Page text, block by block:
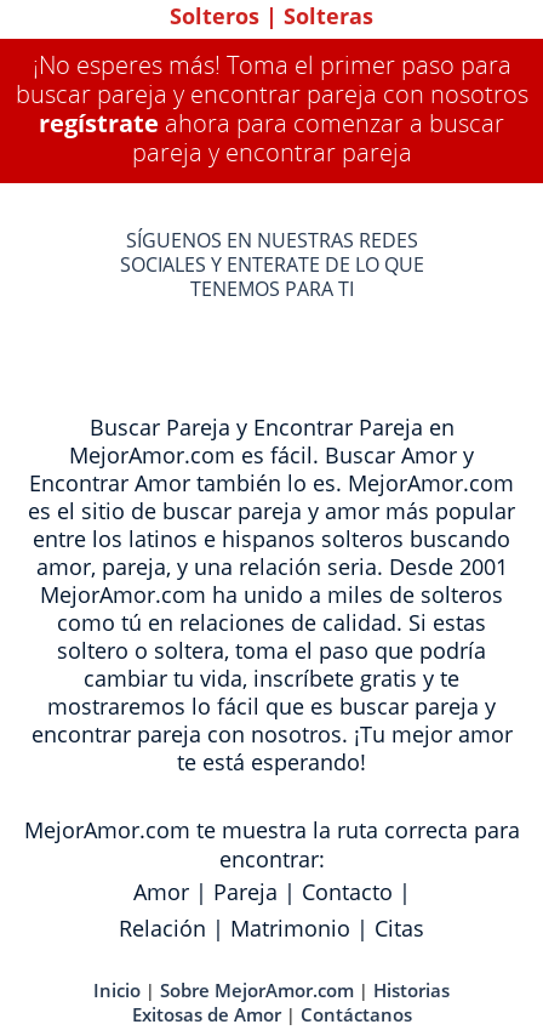
Solteros | Solteras
¡No esperes más! Toma el primer paso para
buscar pareja y encontrar pareja con nosotros
regístrate ahora para comenzar a buscar
pareja y encontrar pareja
SÍGUENOS EN NUESTRAS REDES
SOCIALES Y ENTERATE DE LO QUE
TENEMOS PARA TI
Buscar Pareja y Encontrar Pareja en
MejorAmor.com es fácil. Buscar Amor y
Encontrar Amor también lo es. MejorAmor.com
es el sitio de buscar pareja y amor más popular
entre los latinos e hispanos solteros buscando
amor, pareja, y una relación seria. Desde 2001
MejorAmor.com ha unido a miles de solteros
como tú en relaciones de calidad. Si estas
soltero o soltera, toma el paso que podría
cambiar tu vida, inscríbete gratis y te
mostraremos lo fácil que es buscar pareja y
encontrar pareja con nosotros. ¡Tu mejor amor
te está esperando!
MejorAmor.com te muestra la ruta correcta para
encontrar:
Amor| Pareja | Contacto |
Relación | Matrimonio | Citas
Inicio | Sobre MejorAmor.com | Historias
Exitosas de Amor| Contáctanos